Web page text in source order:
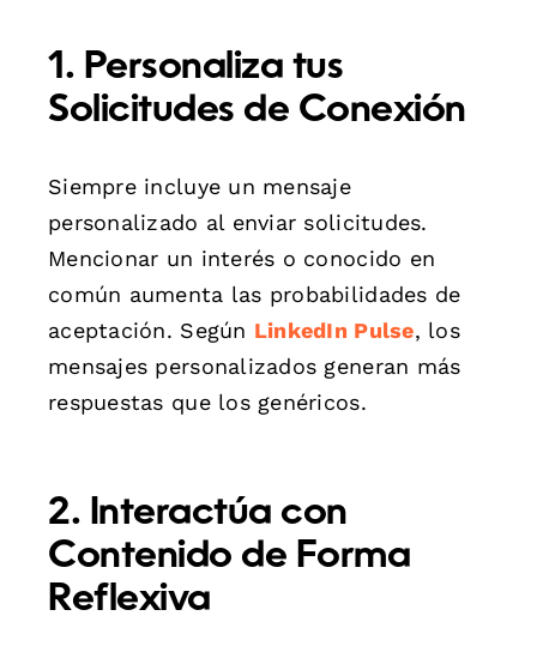
1. Personaliza tus
Solicitudes de Conexión
Siempre incluye un mensaje
personalizado al enviar solicitudes.
Mencionar un interés o conocido en
común aumenta las probabilidades de
aceptación. Según LinkedIn Pulse, los
mensajes personalizados generan más
respuestas que los genéricos.
2. Interactúa con
Contenido de Forma
Reflexiva